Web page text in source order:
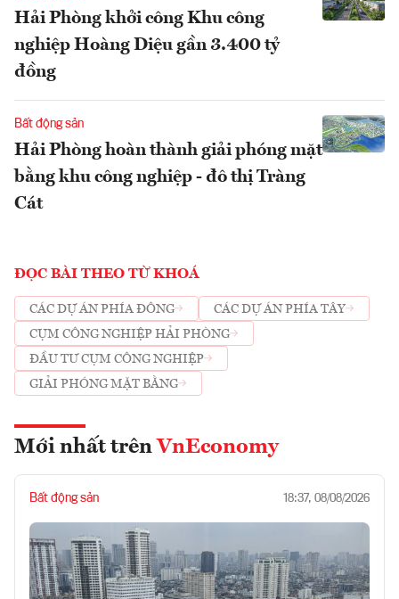
Hải Phòng khởi công Khu công
nghiệp Hoàng Diệu gần 3.400 tỷ
đồng
Bất động sản
Hải Phòng hoàn thành giải phóng mặt
bằng khu công nghiệp - đô thị Tràng
Cát
ĐỌC BÀI THEO TỪ KHOÁ
CÁC DỰ ÁN PHÍA ĐÔNG
CÁC DỰ ÁN PHÍA TÂY
CỤM CÔNG NGHIỆP HẢI PHÒNG
ĐẦU TƯ CỤM CÔNG NGHIỆP
GIẢI PHÓNG MẶT BẰNG
Mới nhất trên VnEconomy
Bất động sản 18:37, 08/08/2026